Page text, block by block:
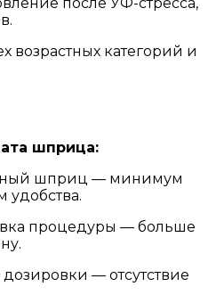
возрастных категорий и
шприца:
шприц — минимум
удобства.
процедуры — больше
— отсутствие